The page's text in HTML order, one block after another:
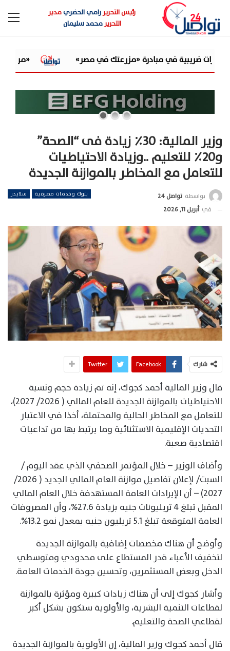
رئيس التحريررامي الحضريمدير
التحريرمحمد سليمان
«مرصد الذهب»: الكاش باك غيّر
وزير المالية: ٣٠٪ زيادة فى “الصحة”
و٢٠٪ للتعليم ..وزيادة الاحتياطيات
للتعامل مع المخاطر بالموازنة الجديدة
بنوك وخدمات مصرفية سلايدر بواسطة تواصل 24
في أبريل 11, 2026
شارك Facebook
Twitter
قال وزير المالية أحمد كجوك، إنه تم زيادة حجم ونسبة
الاحتياطيات بالموازنة الجديدة للعام المالي ( 2026/ 2027)،
للتعامل مع المخاطر الحالية والمحتملة، أخذا في الاعتبار
التحديات الإقليمية الاستثنائية وما يرتبط بها من تداعيات
اقتصادية صعبة.
وأضاف الوزير – خلال المؤتمر الصحفي الذي عقد اليوم /
السبت/ لإعلان تفاصيل موازنة العام المالي الجديد ( 2026/
2027) – أن الإيرادات العامة المستهدفة خلال العام المالي
المقبل تبلغ 4 تريليونات جنيه بزيادة 27.6%،؜ وأن المصروفات
العامة المتوقعة تبلغ 5.1 تريليون جنيه بمعدل نمو 13.2%.
وأوضح أن هناك مخصصات إضافية بالموازنة الجديدة
لتخفيف الأعباء قدر المستطاع على محدودي ومتوسطي
الدخل وبعض المستثمرين، وتحسين جودة الخدمات العامة.
وأشار كجوك إلى أن هناك زيادات كبيرة ومؤثرة بالموازنة
لقطاعات التنمية البشرية، والأولوية ستكون بشكل أكبر
لقطاعي الصحة والتعليم.
قال أحمد كجوك وزير المالية، إن الأولوية بالموازنة الجديدة